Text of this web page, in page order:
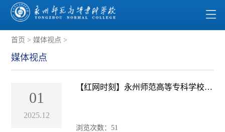
首页 >媒体视点 >
媒体视点
01
2025.12
【红网时刻】永州师范高等专科学校：
浏览次数：51